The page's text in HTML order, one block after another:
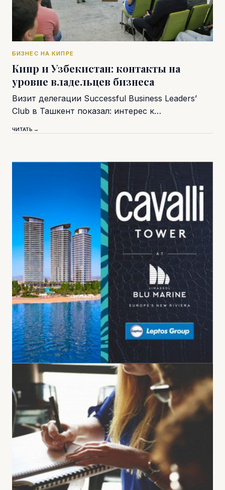
БИЗНЕС НА КИПРЕ
Кипр и Узбекистан: контакты на
уровне владельцев бизнеса
Визит делегации Successful Business Leaders’
Club в Ташкент показал: интерес к…
ЧИТАТЬ →